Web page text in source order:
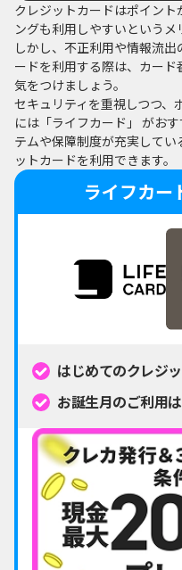
クレジットカードはポイン
ングも利用しやすいというメ
しかし、不正利用や情報流
ードを利用する際は、カー
気をつけましょう。
セキュリティを重視しつつ、
には「ライフカード」 がお
テムや保障制度が充実して
ットカードを利用できます。
ライフカー
はじめてのクレジ
お誕生月のご利用